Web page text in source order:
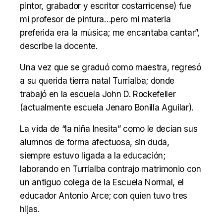
pintor, grabador y escritor costarricense) fue
mi profesor de pintura…pero mi materia
preferida era la música; me encantaba cantar”,
describe la docente.
Una vez que se graduó como maestra, regresó
a su querida tierra natal Turrialba; donde
trabajó en la escuela John D. Rockefeller
(actualmente escuela Jenaro Bonilla Aguilar).
La vida de “la niña Inesita” como le decían sus
alumnos de forma afectuosa, sin duda,
siempre estuvo ligada a la educación;
laborando en Turrialba contrajo matrimonio con
un antiguo colega de la Escuela Normal, el
educador Antonio Arce; con quien tuvo tres
hijas.